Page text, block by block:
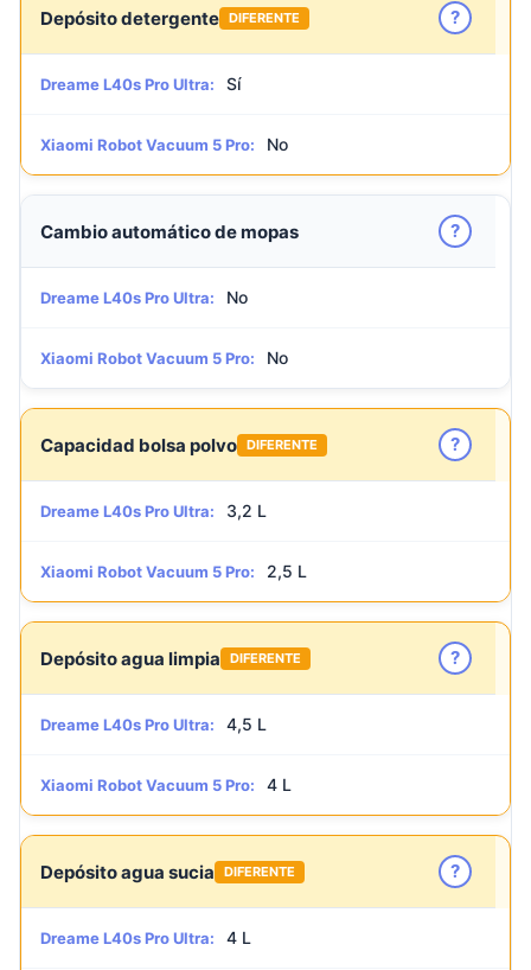
Depósito detergente DIFERENTE ?
Dreame L40s Pro Ultra: Sí
Xiaomi Robot Vacuum 5 Pro: No
Cambio automático de mopas ?
Dreame L40s Pro Ultra: No
Xiaomi Robot Vacuum 5 Pro: No
Capacidad bolsa polvo DIFERENTE ?
Dreame L40s Pro Ultra: 3,2 L
Xiaomi Robot Vacuum 5 Pro: 2,5 L
Depósito agua limpia DIFERENTE ?
Dreame L40s Pro Ultra: 4,5 L
Xiaomi Robot Vacuum 5 Pro: 4 L
Depósito agua sucia DIFERENTE ?
Dreame L40s Pro Ultra: 4 L